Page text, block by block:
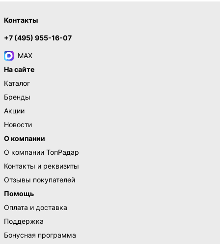
Контакты
+7 (495) 955-16-07
MAX
На сайте
Каталог
Бренды
Акции
Новости
О компании
О компании ТопРадар
Контакты и реквизиты
Отзывы покупателей
Помощь
Оплата и доставка
Поддержка
Бонусная программа